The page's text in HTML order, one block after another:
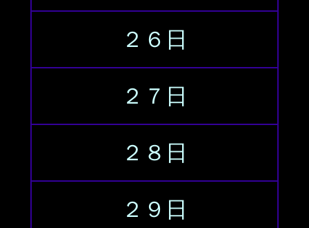
２６日
２７日
２８日
２９日